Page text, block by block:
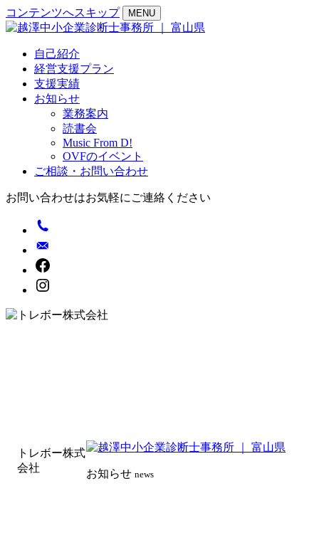
コンテンツへスキップ MENU
自己紹介
経営支援プラン
支援実績
お知らせ
業務案内
読書会
Music From D!
OVFのイベント
ご相談・お問い合わせ
お問い合わせはお気軽にご連絡ください
トレボー株式
会社
お知らせ news